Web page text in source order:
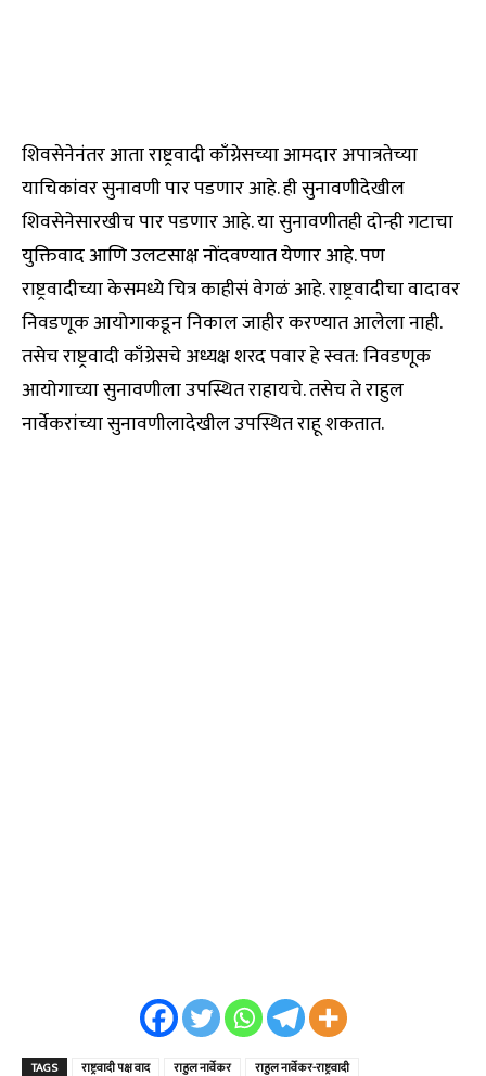
शिवसेनेनंतर आता राष्ट्रवादी काँग्रेसच्या आमदार अपात्रतेच्या
याचिकांवर सुनावणी पार पडणार आहे. ही सुनावणीदेखील
शिवसेनेसारखीच पार पडणार आहे. या सुनावणीतही दोन्ही गटाचा
युक्तिवाद आणि उलटसाक्ष नोंदवण्यात येणार आहे. पण
राष्ट्रवादीच्या केसमध्ये चित्र काहीसं वेगळं आहे. राष्ट्रवादीचा वादावर
निवडणूक आयोगाकडून निकाल जाहीर करण्यात आलेला नाही.
तसेच राष्ट्रवादी काँग्रेसचे अध्यक्ष शरद पवार हे स्वत: निवडणूक
आयोगाच्या सुनावणीला उपस्थित राहायचे. तसेच ते राहुल
नार्वेकरांच्या सुनावणीलादेखील उपस्थित राहू शकतात.
TAGS राष्ट्रवादी पक्ष वाद राहुल नार्वेकर राहुल नार्वेकर-राष्ट्रवादी